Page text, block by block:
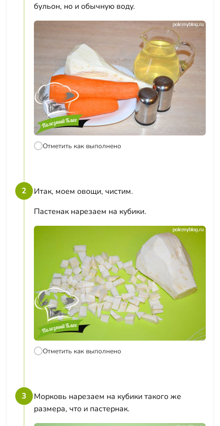
бульон, но и обычную воду.
Отметить как выполнено
2
Итак, моем овощи, чистим.
Пастенак нарезаем на кубики.
Отметить как выполнено
3
Морковь нарезаем на кубики такого же
размера, что и пастернак.